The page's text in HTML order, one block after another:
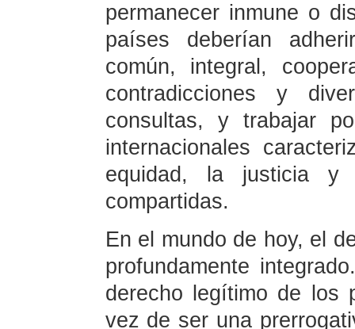
permanecer inmune o
países deberían
común, integral,
contradicciones y
consultas, y trabajar
internacionales
equidad, la justicia y
compartidas.
En el mundo de hoy, el
profundamente
derecho legítimo de los
vez de ser una